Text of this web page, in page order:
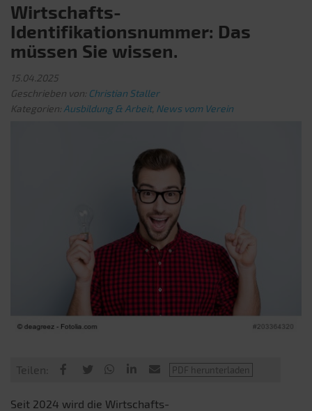
Wirtschafts-
Identifikationsnummer: Das
müssen Sie wissen.
15.04.2025
Geschrieben von: Christian Staller
Kategorien: Ausbildung & Arbeit, News vom Verein
Teilen:
Seit 2024 wird die Wirtschafts-